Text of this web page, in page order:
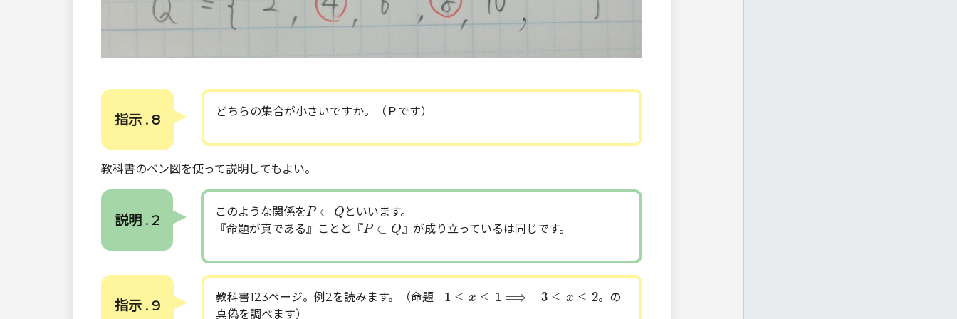
指示 . 8 どちらの集合が小さいですか。（Ｐです）
教科書のベン図を使って説明してもよい。
説明 . 2 このような関係をP ⊂ Q
P⊂Q といいます。
『命題が真である』ことと『P ⊂ Q
P⊂Q 』が成り立っているは同じです。
指示 . 9 教科書123ページ。例2を読みます。（命題−1 ≤ x ≤ 1 ⟹ −3 ≤ x ≤ 2
− 1≤x ≤ 1⟹ ≤ ≤2
。の
真偽を調べます）